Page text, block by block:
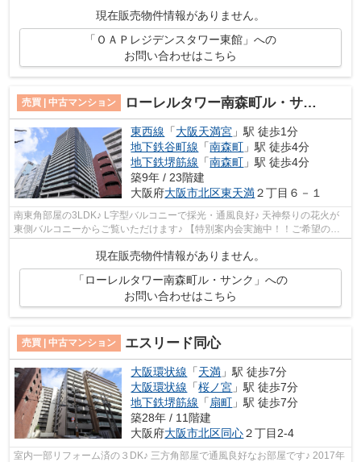
現在販売物件情報がありません。
「ＯＡＰレジデンスタワー東館」への
お問い合わせはこちら
売買 | 中古マンション ローレルタワー南森町ル・サンク
東西線 「大阪天満宮 」駅 徒歩1分
地下鉄谷町線 「南森町 」駅 徒歩4分
地下鉄堺筋線 「南森町 」駅 徒歩4分
築9年 / 23階建
大阪府大阪市北区東天満２丁目６－１
南東角部屋の3LDK♪ L字型バルコニーで採光・通風良好♪ 天神祭りの花火が
東側バルコニーからご覧いただけます♪ 【特別案内会実施中！！ご希望の日
現在販売物件情報がありません。
「ローレルタワー南森町ル・サンク」への
お問い合わせはこちら
売買 | 中古マンション エスリード同心
大阪環状線 「天満 」駅 徒歩7分
大阪環状線 「桜ノ宮 」駅 徒歩7分
地下鉄堺筋線 「扇町 」駅 徒歩7分
築28年 / 11階建
大阪府大阪市北区同心２丁目2-4
室内一部リフォーム済の３DK♪ 三方角部屋で通風良好なお部屋です♪ 2017年